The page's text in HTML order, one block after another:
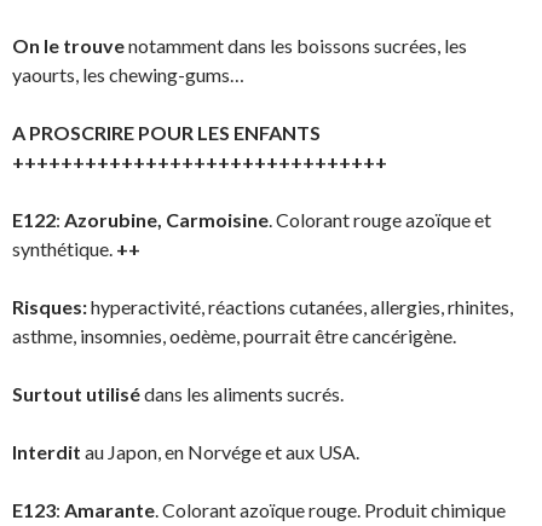
On le trouvenotamment dans les boissons sucrées, les
yaourts, les chewing-gums…
A PROSCRIRE POUR LES ENFANTS
+++++++++++++++++++++++++++++++
E122: Azorubine, Carmoisine. Colorant rouge azoïque et
synthétique. ++
Risques:hyperactivité, réactions cutanées, allergies, rhinites,
asthme, insomnies, oedème, pourrait être cancérigène.
Surtout utilisédans les aliments sucrés.
Interdit au Japon, en Norvége et aux USA.
E123: Amarante. Colorant azoïque rouge. Produit chimique